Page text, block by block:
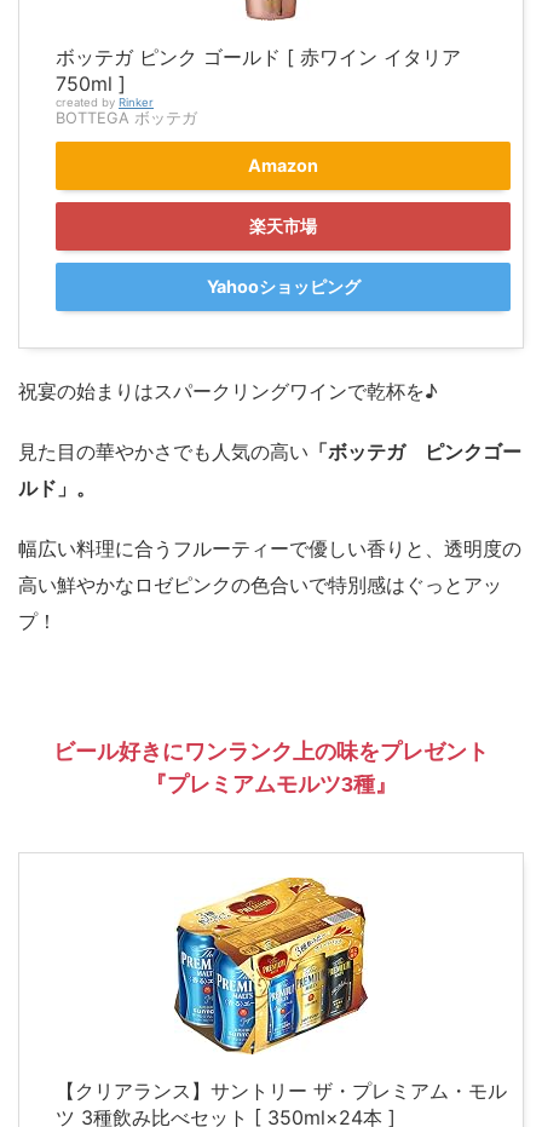
ボッテガ ピンク ゴールド [ 赤ワイン イタリア
750ml ]
created by Rinker
BOTTEGA ボッテガ
Amazon
楽天市場
Yahooショッピング
祝宴の始まりはスパークリングワインで乾杯を♪
見た目の華やかさでも人気の高い 「ボッテガ ピンクゴー
ルド」。
幅広い料理に合うフルーティーで優しい香りと、透明度の
高い鮮やかなロゼピンクの色合いで特別感はぐっとアッ
プ！
ビール好きにワンランク上の味をプレゼント
『プレミアムモルツ3種』
【クリアランス】サントリー ザ・プレミアム・モル
ツ 3種飲み比べセット [ 350ml×24本 ]